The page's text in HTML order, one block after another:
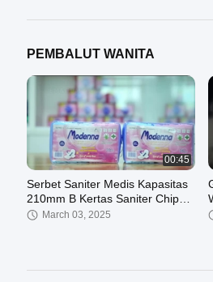
00:27
Modenna tarik popok
February 12, 2025
PEMBALUT WANITA
00:45
Serbet Saniter Medis Kapasitas
210mm B Kertas Saniter Chip
AnionMarch 03, 2025